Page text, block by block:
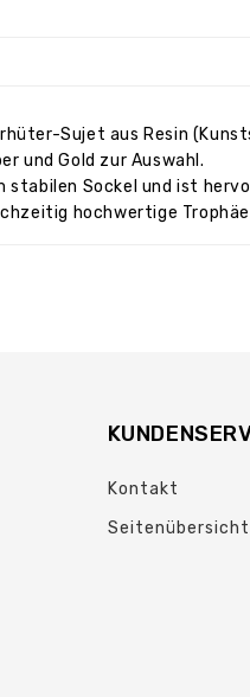
Sujet aus Resin
und Gold zur Auswahl.
stabilen Sockel und ist
hochwertige
Kontakt
Seitenübersicht